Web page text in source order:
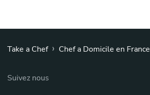
Take a Chef › Chef a Domicile en France
Suivez nous